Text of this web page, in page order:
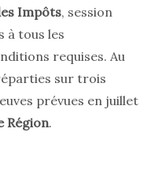
Impôts, session
à tous les
requises. Au
sur trois
prévues en juillet
Région.